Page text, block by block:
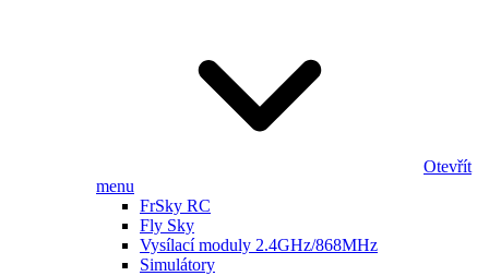
Otevřít
menu
FrSky RC
Fly Sky
Vysílací moduly 2.4GHz/868MHz
Simulátory